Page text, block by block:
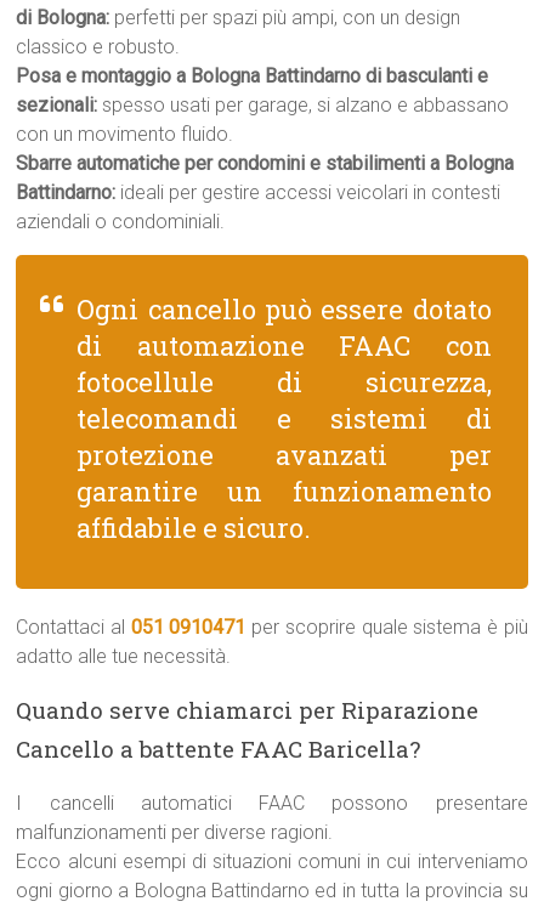
di Bologna: perfetti per spazi più ampi, con un design
classico e robusto.
Posa e montaggio a Bologna Battindarno di basculanti e
sezionali: spesso usati per garage, si alzano e abbassano
con un movimento fluido.
Sbarre automatiche per condomini e stabilimenti a Bologna
Battindarno: ideali per gestire accessi veicolari in contesti
aziendali o condominiali.
Ogni cancello può essere dotato
di automazione FAAC con
fotocellule di sicurezza,
telecomandi e sistemi di
protezione avanzati per
garantire un funzionamento
affidabile e sicuro.
Contattaci al 051 0910471 per scoprire quale sistema è più
adatto alle tue necessità.
Quando serve chiamarci per Riparazione
Cancello a battente FAAC Baricella?
I cancelli automatici FAAC possono presentare
malfunzionamenti per diverse ragioni.
Ecco alcuni esempi di situazioni comuni in cui interveniamo
ogni giorno a Bologna Battindarno ed in tutta la provincia su